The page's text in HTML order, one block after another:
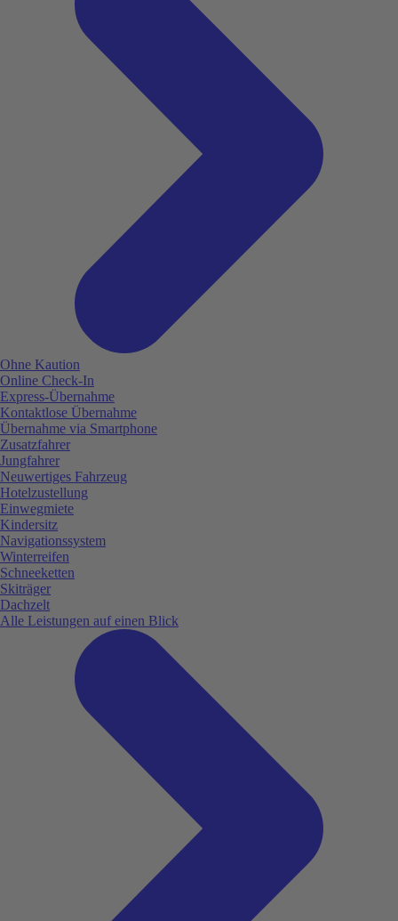
Ohne Kaution
Online Check-In
Express-Übernahme
Kontaktlose Übernahme
Übernahme via Smartphone
Zusatzfahrer
Jungfahrer
Neuwertiges Fahrzeug
Hotelzustellung
Einwegmiete
Kindersitz
Navigationssystem
Winterreifen
Schneeketten
Skiträger
Dachzelt
Alle Leistungen auf einen Blick